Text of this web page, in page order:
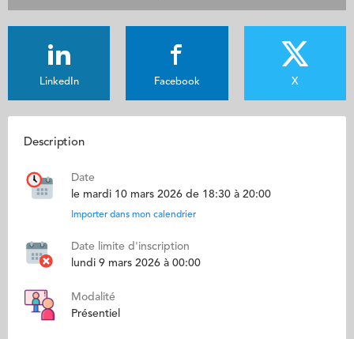
LinkedIn Facebook X
Description
Date
le mardi 10 mars 2026 de 18:30 à 20:00
Importer dans mon calendrier
Date limite d'inscription
lundi 9 mars 2026 à 00:00
Modalité
Présentiel